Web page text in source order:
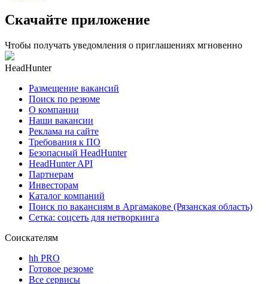
Скачайте приложение
Чтобы получать уведомления о приглашениях мгновенно
HeadHunter
Размещение вакансий
Поиск по резюме
О компании
Наши вакансии
Реклама на сайте
Требования к ПО
Безопасный HeadHunter
HeadHunter API
Партнерам
Инвесторам
Каталог компаний
Поиск по вакансиям в Аргамакове (Рязанская область)
Сетка: соцсеть для нетворкинга
Соискателям
hh PRO
Готовое резюме
Все сервисы